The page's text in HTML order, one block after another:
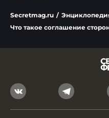
Secretmag.ru /
Что такое соглашение